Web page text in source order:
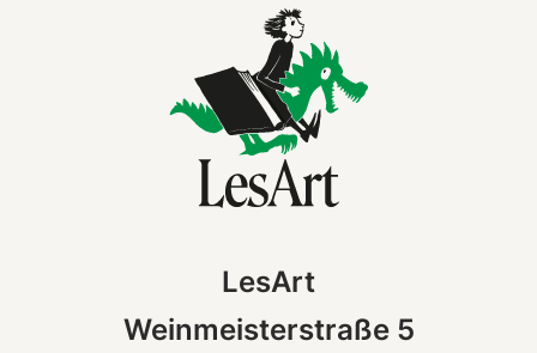
LesArt
Weinmeisterstraße 5